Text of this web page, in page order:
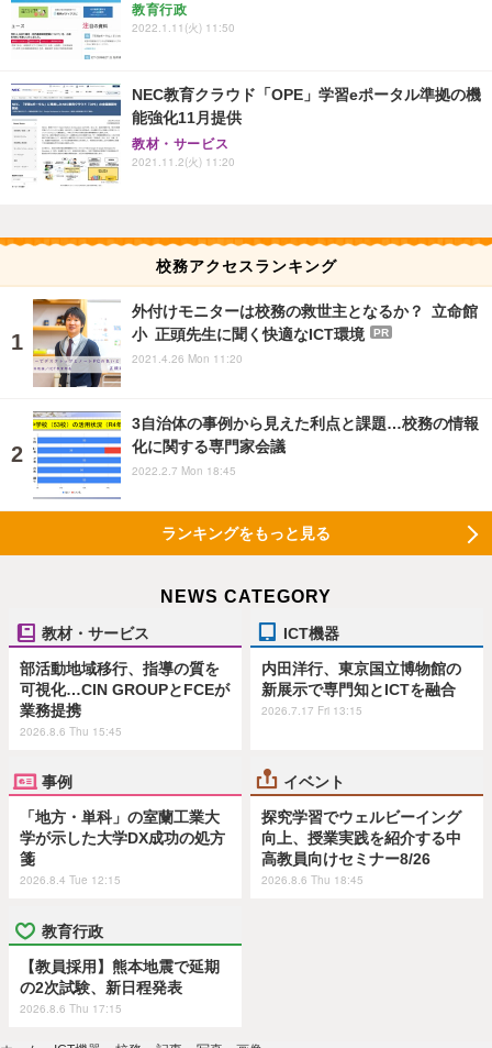
教育行政
2022.1.11(火) 11:50
NEC教育クラウド「OPE」学習eポータル準拠の機
能強化11月提供
教材・サービス
2021.11.2(火) 11:20
校務アクセスランキング
外付けモニターは校務の救世主となるか？ 立命館
小 正頭先生に聞く快適なICT環境
PR
2021.4.26 Mon 11:20
3自治体の事例から見えた利点と課題…校務の情報
化に関する専門家会議
2022.2.7 Mon 18:45
ランキングをもっと見る
NEWS CATEGORY
教材・サービス
部活動地域移行、指導の質を
可視化…CIN GROUPとFCEが
業務提携
2026.8.6 Thu 15:45
ICT機器
内田洋行、東京国立博物館の
新展示で専門知とICTを融合
2026.7.17 Fri 13:15
事例
「地方・単科」の室蘭工業大
学が示した大学DX成功の処方
箋
2026.8.4 Tue 12:15
イベント
探究学習でウェルビーイング
向上、授業実践を紹介する中
高教員向けセミナー8/26
2026.8.6 Thu 18:45
教育行政
【教員採用】熊本地震で延期
の2次試験、新日程発表
2026.8.6 Thu 17:15